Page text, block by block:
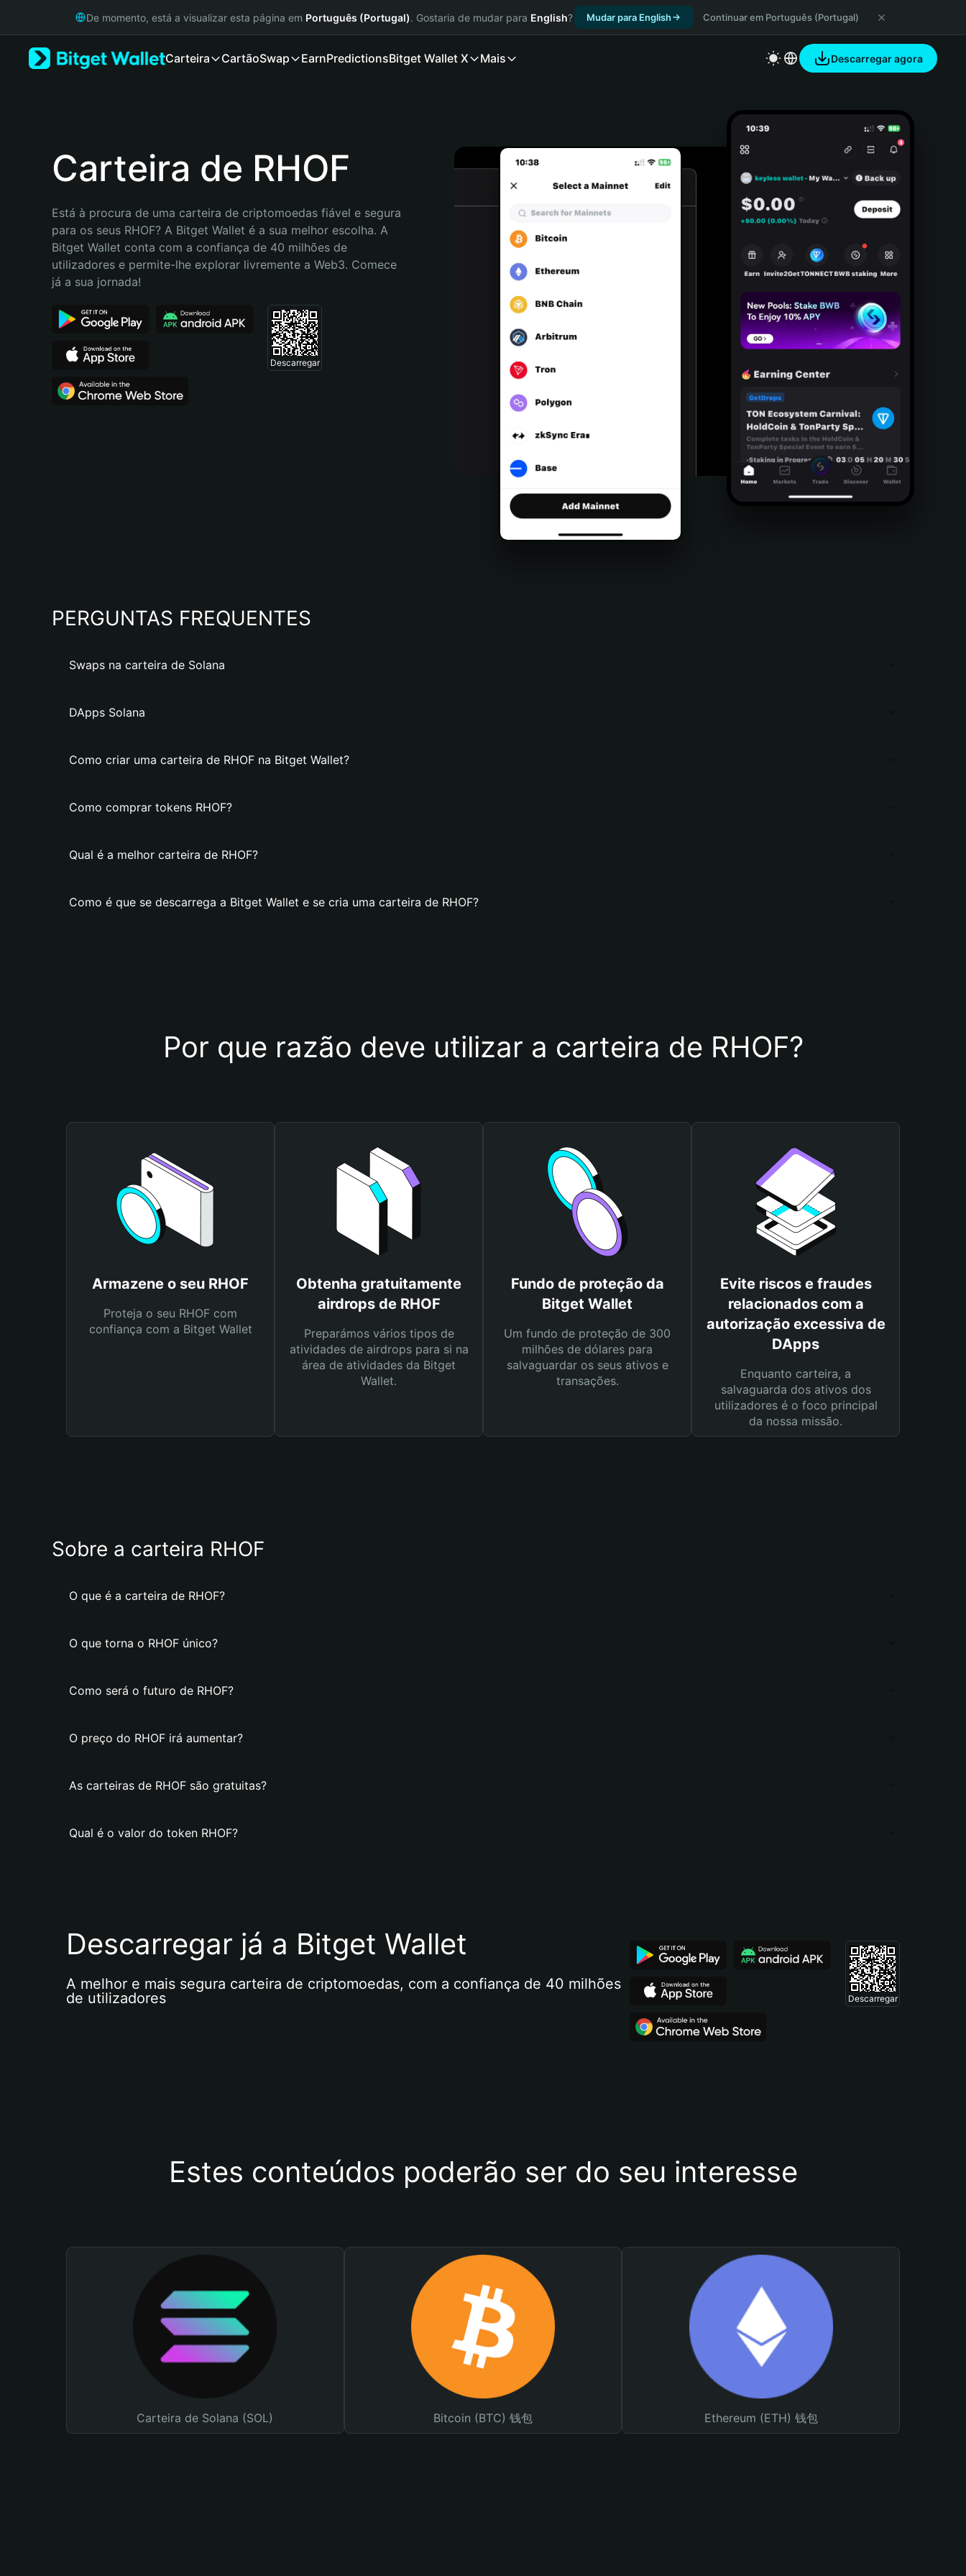
Русский
Bahasa Indonesia
Español (Argentina)
De momento, está a visualizar esta página em Português (Portugal). Gostaria de mudar para English? Mudar para English Continuar em Português (Portugal)
Carteira CartãoSwap EarnPredictionsBitget Wallet X Mais Descarregar agora
Carteira de RHOF
Está à procura de uma carteira de criptomoedas fiável e segura
para os seus RHOF? A Bitget Wallet é a sua melhor escolha. A
Bitget Wallet conta com a confiança de 40 milhões de
utilizadores e permite-lhe explorar livremente a Web3. Comece
já a sua jornada!
Descarregar
PERGUNTAS FREQUENTES
Swaps na carteira de Solana
DApps Solana
Como criar uma carteira de RHOF na Bitget Wallet?
Como comprar tokens RHOF?
Qual é a melhor carteira de RHOF?
Como é que se descarrega a Bitget Wallet e se cria uma carteira de RHOF?
Por que razão deve utilizar a carteira de RHOF?
Armazene o seu RHOF
Proteja o seu RHOF com
confiança com a Bitget Wallet
Obtenha gratuitamente
airdrops de RHOF
Preparámos vários tipos de
atividades de airdrops para si na
área de atividades da Bitget
Wallet.
Fundo de proteção da
Bitget Wallet
Um fundo de proteção de 300
milhões de dólares para
salvaguardar os seus ativos e
transações.
Evite riscos e fraudes
relacionados com a
autorização excessiva de
DApps
Enquanto carteira, a
salvaguarda dos ativos dos
utilizadores é o foco principal
da nossa missão.
Sobre a carteira RHOF
O que é a carteira de RHOF?
O que torna o RHOF único?
Como será o futuro de RHOF?
O preço do RHOF irá aumentar?
As carteiras de RHOF são gratuitas?
Qual é o valor do token RHOF?
Descarregar já a Bitget Wallet
A melhor e mais segura carteira de criptomoedas, com a confiança de 40 milhões
de utilizadores
Descarregar
Estes conteúdos poderão ser do seu interesse
Carteira de Solana (SOL) Bitcoin (BTC) 钱包 Ethereum (ETH) 钱包